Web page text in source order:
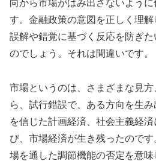
向から市場がはみ出さないよう
す。金融政策の意図を正しく理解
誤解や錯覚に基づく反応を防ぎ
のでしょう。それは間違いです。
市場というのは、さまざまな見
ら、試行錯誤で、ある方向を生
を信じた計画経済、社会主義経
び、市場経済が生き残ったので
場を通した調節機能の否定を意